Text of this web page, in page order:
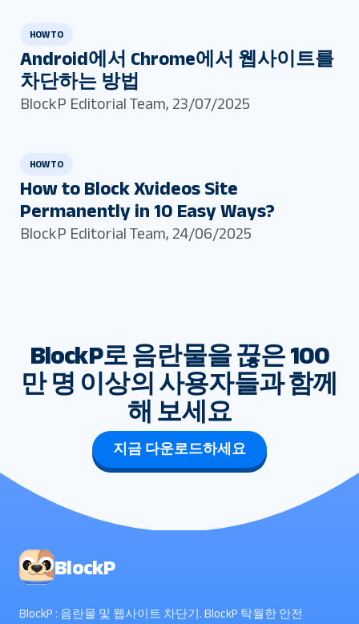
HOW TO
Android에서 Chrome에서 웹사이트를
차단하는 방법
BlockP Editorial Team, 23/07/2025
HOW TO
How to Block Xvideos Site
Permanently in 10 Easy Ways?
BlockP Editorial Team, 24/06/2025
BlockP로 음란물을 끊은 100
만 명 이상의 사용자들과 함께
해 보세요
지금 다운로드하세요
BlockP
BlockP : 음란물 및 웹사이트 차단기. BlockP 탁월한 안전